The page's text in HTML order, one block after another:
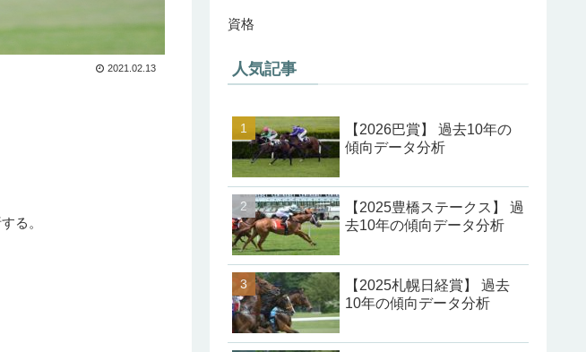
2021.02.13
る。
資格
人気記事
【2026巴賞】 過去10年の
傾向データ分析
【2025豊橋ステークス】 過
去10年の傾向データ分析
【2025札幌日経賞】 過去
10年の傾向データ分析